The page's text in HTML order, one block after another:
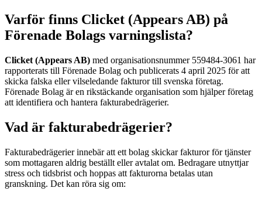
Varför finns Clicket (Appears AB) på
Förenade Bolags varningslista?
Clicket (Appears AB) med organisationsnummer 559484-3061 har
rapporterats till Förenade Bolag och publicerats 4 april 2025 för att
skicka falska eller vilseledande fakturor till svenska företag.
Förenade Bolag är en rikstäckande organisation som hjälper företag
att identifiera och hantera fakturabedrägerier.
Vad är fakturabedrägerier?
Fakturabedrägerier innebär att ett bolag skickar fakturor för tjänster
som mottagaren aldrig beställt eller avtalat om. Bedragare utnyttjar
stress och tidsbrist och hoppas att fakturorna betalas utan
granskning. Det kan röra sig om: